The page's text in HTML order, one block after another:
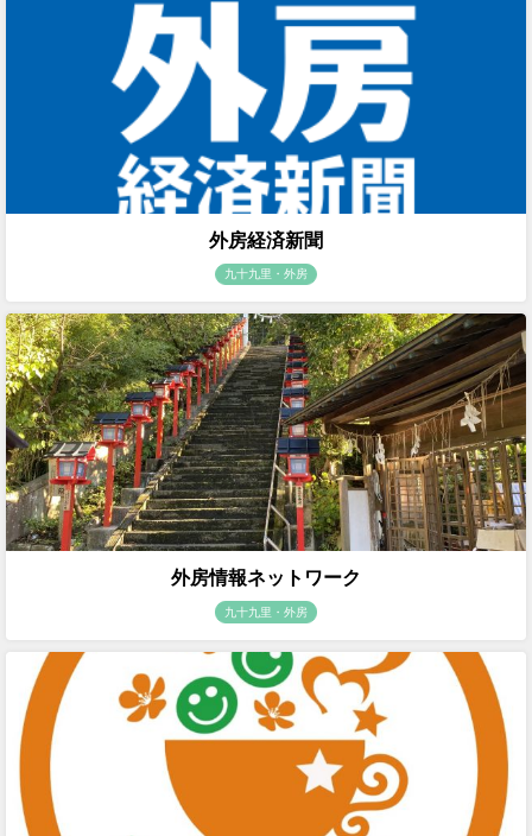
外房経済新聞
九十九里・外房
外房情報ネットワーク
九十九里・外房